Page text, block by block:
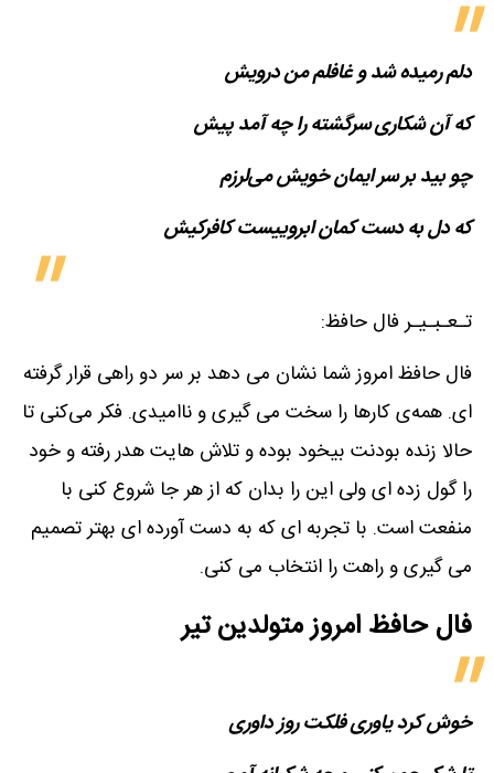
دلم رمیده شد و غافلم من درویش
که آن شکاری سرگشته را چه آمد پیش
چو بید بر سر ایمان خویش می‌لرزم
که دل به دست کمان ابروییست کافرکیش
تـعـبـیـر فال حافظ:
فال حافظ امروز شما نشان می دهد بر سر دو راهی قرار گرفته
ای. همه‌ی کارها را سخت می گیری و ناامیدی. فکر می‌کنی تا
حالا زنده بودنت بیخود بوده و تلاش هایت هدر رفته و خود
را گول زده ای ولی این را بدان که از هر جا شروع کنی با
منفعت است. با تجربه ای که به دست آورده ای بهتر تصمیم
می گیری و راهت را انتخاب می کنی.
فال حافظ امروز متولدین‌ تیر
خوش کرد یاوری فلکت روز داوری